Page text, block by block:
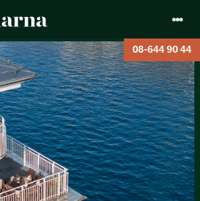
08-644 90 44